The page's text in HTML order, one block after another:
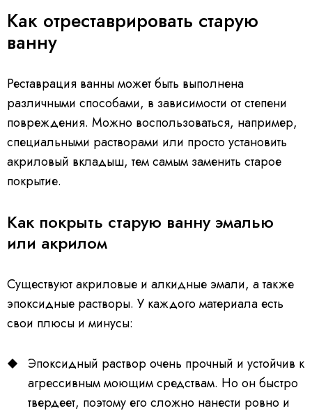
Как отреставрировать старую
ванну
Реставрация ванны может быть выполнена
различными способами, в зависимости от степени
повреждения. Можно воспользоваться, например,
специальными растворами или просто установить
акриловый вкладыш, тем самым заменить старое
покрытие.
Как покрыть старую ванну эмалью
или акрилом
Существуют акриловые и алкидные эмали, а также
эпоксидные растворы. У каждого материала есть
свои плюсы и минусы:
Эпоксидный раствор очень прочный и устойчив к
агрессивным моющим средствам. Но он быстро
твердеет, поэтому его сложно нанести ровно и